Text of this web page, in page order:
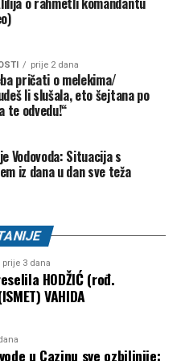
prije 2 dana
pričati o melekima/
li slušala, eto šejtana po
te odvedu!“
Vodovoda: Situacija s
iz dana u dan sve teža
prije 3 dana
HODŽIĆ (rođ.
VAHIDA
u Cazinu sve ozbiljnije: